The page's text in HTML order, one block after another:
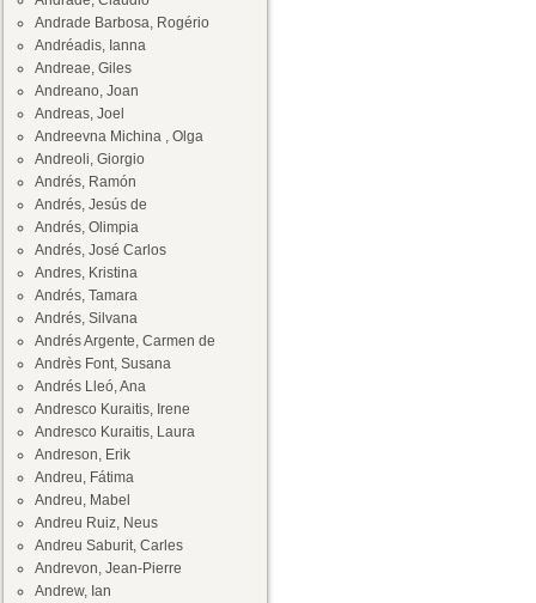
Andrade Barbosa, Rogério
Andréadis, Ianna
Andreae, Giles
Andreano, Joan
Andreas, Joel
Andreevna Michina , Olga
Andreoli, Giorgio
Andrés, Ramón
Andrés, Jesús de
Andrés, Olimpia
Andrés, José Carlos
Andres, Kristina
Andrés, Tamara
Andrés, Silvana
Andrés Argente, Carmen de
Andrès Font, Susana
Andrés Lleó, Ana
Andresco Kuraitis, Irene
Andresco Kuraitis, Laura
Andreson, Erik
Andreu, Fátima
Andreu, Mabel
Andreu Ruiz, Neus
Andreu Saburit, Carles
Andrevon, Jean-Pierre
Andrew, Ian